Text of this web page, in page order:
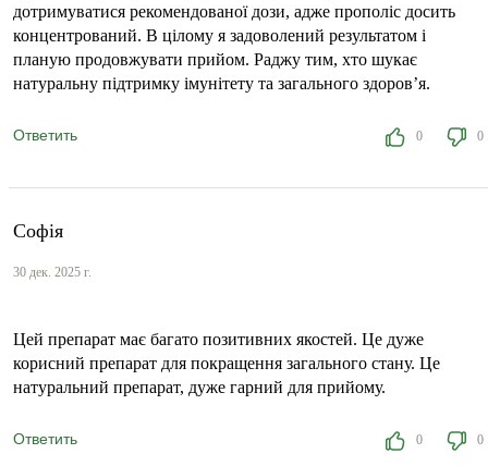
дотримуватися рекомендованої дози, адже прополіс досить
концентрований. В цілому я задоволений результатом і
планую продовжувати прийом. Раджу тим, хто шукає
натуральну підтримку імунітету та загального здоров’я.
Ответить 0 0
Софія
30 дек. 2025 г.
Цей препарат має багато позитивних якостей. Це дуже
корисний препарат для покращення загального стану. Це
натуральний препарат, дуже гарний для прийому.
Ответить 0 0